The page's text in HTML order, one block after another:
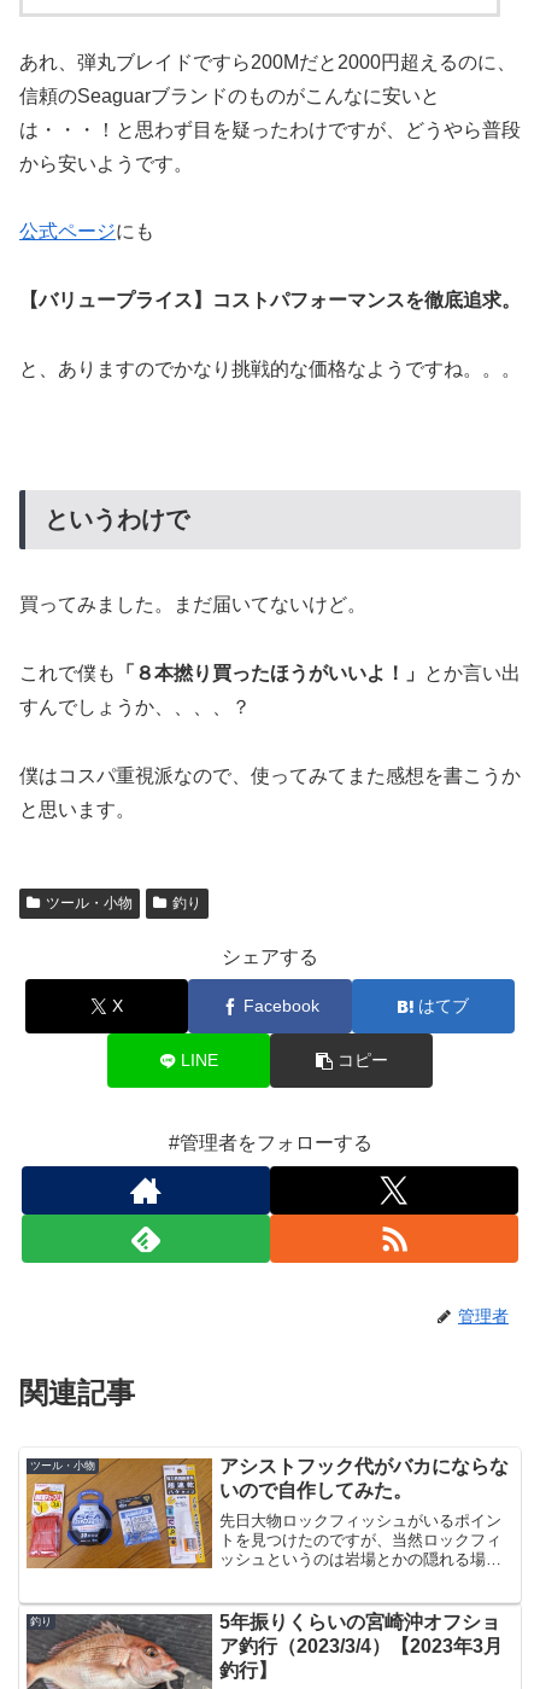
あれ、弾丸ブレイドですら200Mだと2000円超えるのに、
信頼のSeaguarブランドのものがこんなに安いと
は・・・！と思わず目を疑ったわけですが、どうやら普段
から安いようです。
公式ページにも
【バリュープライス】コストパフォーマンスを徹底追求。
と、ありますのでかなり挑戦的な価格なようですね。。。
というわけで
買ってみました。まだ届いてないけど。
これで僕も 「８本撚り買ったほうがいいよ！」
とか言い出
すんでしょうか、、、、？
僕はコスパ重視派なので、使ってみてまた感想を書こうか
と思います。
ツール・小物 釣り
シェアする
X Facebook はてブ
LINE コピー
#管理者をフォローする
管理者
関連記事
ツール・小物
アシストフック代がバカにならな
いので自作してみた。
先日大物ロックフィッシュがいるポイン
トを見つけたのですが、当然ロックフィ
ッシュというのは岩場とかの隠れる場所
ントは若干足場から遠く、ジグを遠投す
るのが一番楽な攻め方のよ...
釣り
5年振りくらいの宮崎沖オフショ
ア釣行（2023/3/4）【2023年3月
釣行】